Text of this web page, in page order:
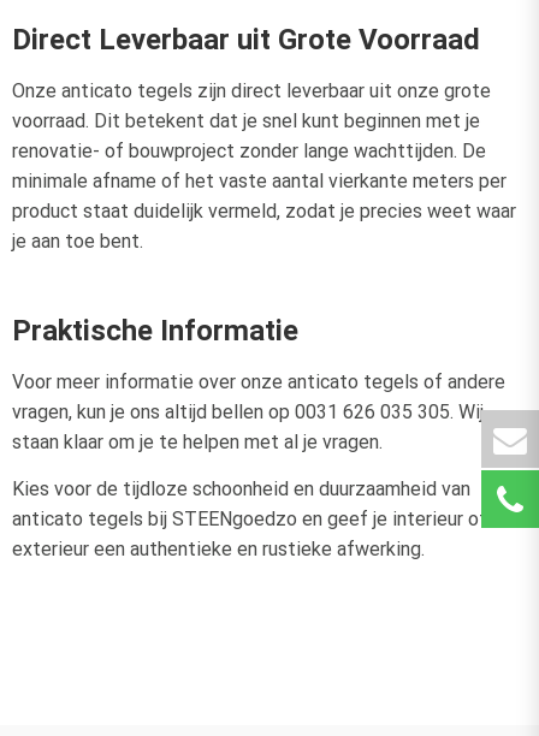
Direct Leverbaar uit Grote Voorraad
Onze anticato tegels zijn direct leverbaar uit onze grote
voorraad. Dit betekent dat je snel kunt beginnen met je
renovatie- of bouwproject zonder lange wachttijden. De
minimale afname of het vaste aantal vierkante meters per
product staat duidelijk vermeld, zodat je precies weet waar
je aan toe bent.
Praktische Informatie
Voor meer informatie over onze anticato tegels of andere
vragen, kun je ons altijd bellen op 0031 626 035 305. Wij
staan klaar om je te helpen met al je vragen.
Kies voor de tijdloze schoonheid en duurzaamheid van
anticato tegels bij STEENgoedzo en geef je interieur of
exterieur een authentieke en rustieke afwerking.